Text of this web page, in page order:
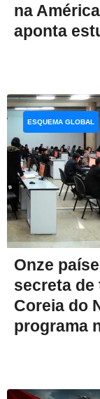
na
aponta
Onze
secreta de
Coreia do
programa
ESQUEMA GLOBAL